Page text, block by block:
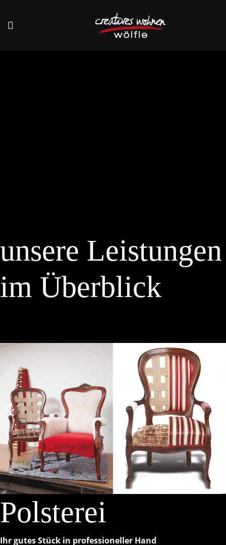
unsere Leistungen
im Überblick
Polsterei
Ihr gutes Stück in professioneller Hand